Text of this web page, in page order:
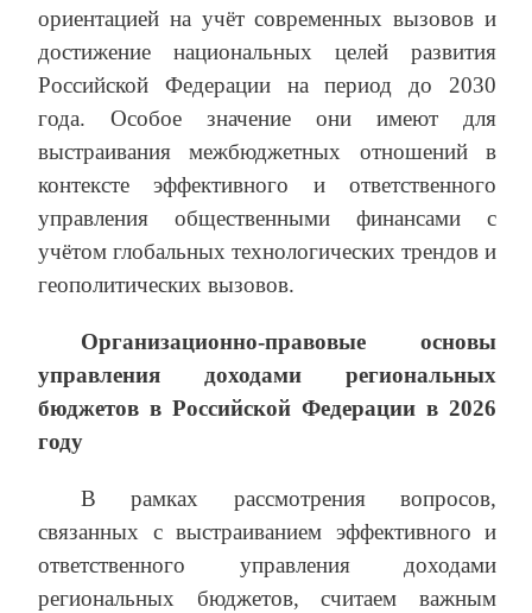
ориентацией на учёт современных вызовов и
достижение национальных целей развития
Российской Федерации на период до 2030
года.
Особое значение они имеют для
выстраивания межбюджетных отношений в
контексте эффективного и ответственного
управления общественными финансами с
учётом глобальных технологических трендов и
геополитических вызовов.
Организационно-правовые основы
управления доходами региональных
бюджетов в Российской Федерации в 2026
году
В рамках рассмотрения вопросов,
связанных с выстраиванием эффективного и
ответственного управления доходами
региональных бюджетов, считаем важным